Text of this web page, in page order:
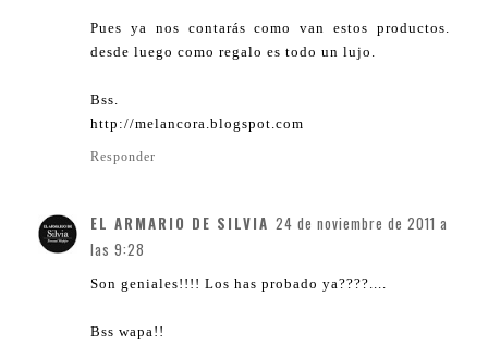
Pues ya nos contarás como van estos productos.
desde luego como regalo es todo un lujo.
Bss.
http://melancora.blogspot.com
Responder
EL ARMARIO DE SILVIA 24 de noviembre de 2011 a
las 9:28
Son geniales!!!! Los has probado ya????....
Bss wapa!!